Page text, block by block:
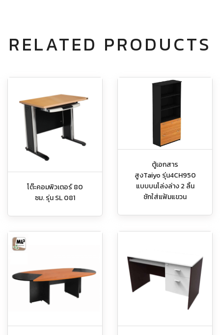
RELATED PRODUCTS
โต๊ะคอมพิวเตอร์ 80
ซม. รุ่น SL 081
ตู้เอกสาร
สูงTaiyo รุ่น4CH950
แบบบนโล่งล่าง 2 ลิ้น
ชักใส่แฟ้มแขวน